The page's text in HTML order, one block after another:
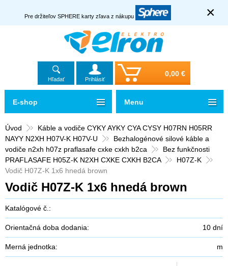
Pre držiteľov SPHERE karty zľava z nákupu ×
Hľadať Prihlásiť
0,00 €
Úvod
Káble a vodiče CYKY AYKY CYA CYSY H07RN H05RR
NAYY N2XH H07V-K H07V-U
Bezhalogénové silové káble a
vodiče n2xh h07z praflasafe cxke cxkh b2ca
Bez funkčnosti
PRAFLASAFE H05Z-K N2XH CXKE CXKH B2CA
H07Z-K
Vodič H07Z-K 1x6 hnedá brown
Vodič H07Z-K 1x6 hnedá brown
Katalógové č.:
Orientačná doba dodania: 10 dní
Merná jednotka: m
E-shop Menu